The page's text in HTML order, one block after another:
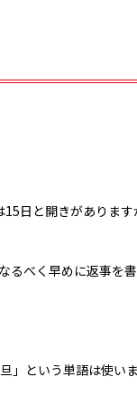
日と開きがあります
べく早めに返事を書
という単語は使いま